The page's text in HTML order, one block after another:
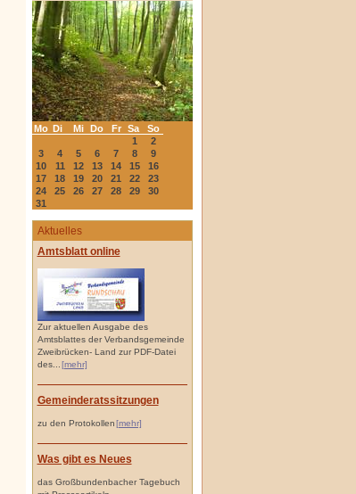
Mo Di Mi Do Fr Sa
So
1
2
3
4 5 6 7 8
9
10
11 12 13 14 15
16
17
18 19 20 21 22
23
24
25 26 27 28 29
30
31
Aktuelles
Amtsblatt online
Zur aktuellen Ausgabe des
Amtsblattes der Verbandsgemeinde
Zweibrücken- Land zur PDF-Datei
des...
[mehr]
Gemeinderatssitzungen
zu den Protokollen[mehr]
Was gibt es Neues
das Großbundenbacher Tagebuch